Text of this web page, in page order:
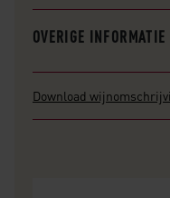
OVERIGE INFORMATIE
Download